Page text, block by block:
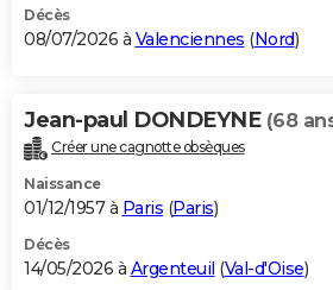
BONS PLANS
Carte de Noël
Carte Bonne année
Carte Saint-Valentin
Carte Pâques
Carte d'anniversaire
DICTIONNAIRE
Dictionnaire
Biographies
Citations
Expressions
Proverbes
PROGRAMME TV
S'inscrire
Se connecter
Lycées
Collèges
Primaires
Universités
Entreprises
Service militaire
Avis de recherche
AVIS DE DÉCÈS
Décès
08/07/2026 à Valenciennes (Nord)
Jean-paul DONDEYNE (68
Créer une cagnotte obsèques
Naissance
01/12/1957 à Paris (Paris)
Décès
14/05/2026 à Argenteuil (Val-d'Oise)